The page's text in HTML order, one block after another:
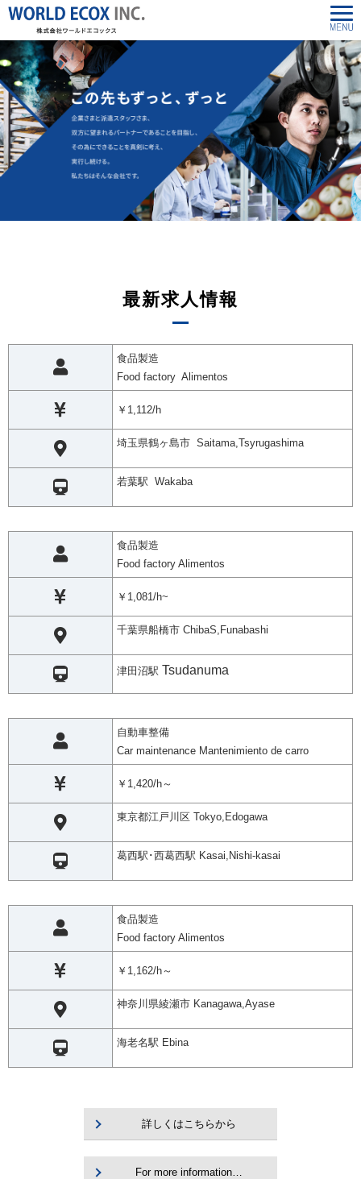
最新求人情報
食品製造
Food factory Alimentos
￥1,112/h
埼玉県鶴ヶ島市 Saitama,Tsyrugashima
若葉駅 Wakaba
食品製造
Food factory Alimentos
￥1,081/h~
千葉県船橋市 ChibaS,Funabashi
津田沼駅 Tsudanuma
自動車整備
Car maintenance Mantenimiento de carro
￥1,420/h～
東京都江戸川区 Tokyo,Edogawa
葛西駅･西葛西駅 Kasai,Nishi-kasai
食品製造
Food factory Alimentos
￥1,162/h～
神奈川県綾瀬市 Kanagawa,Ayase
海老名駅 Ebina
詳しくはこちらから
For more information…